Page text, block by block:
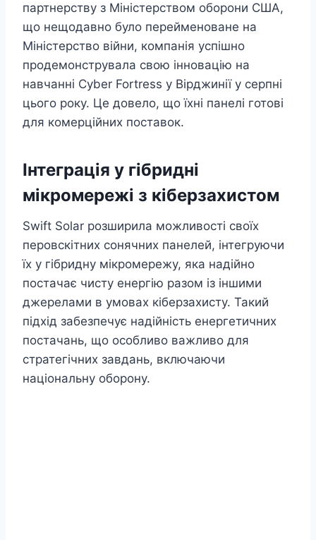
партнерству з Міністерством оборони США,
що нещодавно було перейменоване на
Міністерство війни, компанія успішно
продемонструвала свою інновацію на
навчанні Cyber Fortress у Вірджинії у серпні
цього року. Це довело, що їхні панелі готові
для комерційних поставок.
Інтеграція у гібридні
мікромережі з кіберзахистом
Swift Solar розширила можливості своїх
перовскітних сонячних панелей, інтегруючи
їх у гібридну мікромережу, яка надійно
постачає чисту енергію разом із іншими
джерелами в умовах кіберзахисту. Такий
підхід забезпечує надійність енергетичних
постачань, що особливо важливо для
стратегічних завдань, включаючи
національну оборону.